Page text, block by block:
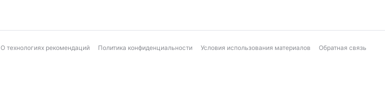
О технологиях рекомендаций Политика конфиденциальности Условия использования материалов Обратная связь